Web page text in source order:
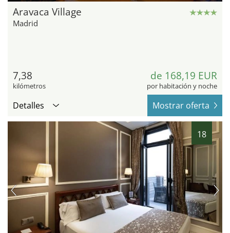
Aravaca Village
Madrid
7,38
kilómetros
de 168,19 EUR
por habitación y noche
Detalles Mostrar oferta
18